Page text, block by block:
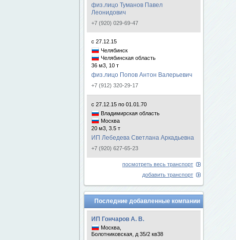
физ.лицо Туманов Павел
Леонидович
+7 (920) 029-69-47
с 27.12.15
Челябинск
Челябинская область
36 м3, 10 т
физ.лицо Попов Антон Валерьевич
+7 (912) 320-29-17
с 27.12.15 по 01.01.70
Владимирская область
Москва
20 м3, 3.5 т
ИП Лебедева Светлана Аркадьевна
+7 (920) 627-65-23
посмотреть весь транспорт
добавить транспорт
Последние добавленные компании
ИП Гончаров А. В.
Москва,
Болотниковская, д 35/2 кв38